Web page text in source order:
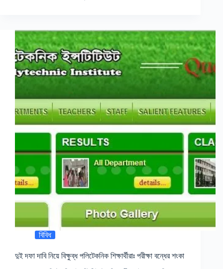
বিবিধ
দুই দফা দাবি নিয়ে বিক্ষুব্ধ পলিটেকনিক শিক্ষার্থীরাঃ পরীক্ষা বন্ধের শংকা